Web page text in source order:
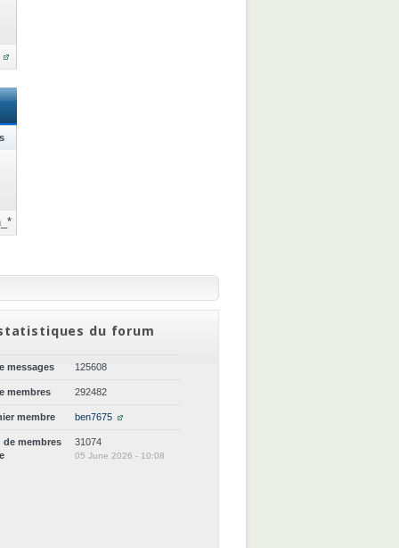
du forum
messages 125608
membres 292482
membre ben7675
de membres
31074
05 June 2026 - 10:08